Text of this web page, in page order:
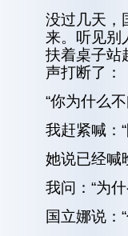
没过几天，
来。听见别
扶着桌子站
声打断了：
“你为什么
我赶紧喊：
她说已经喊
我问：“为
国立娜说：